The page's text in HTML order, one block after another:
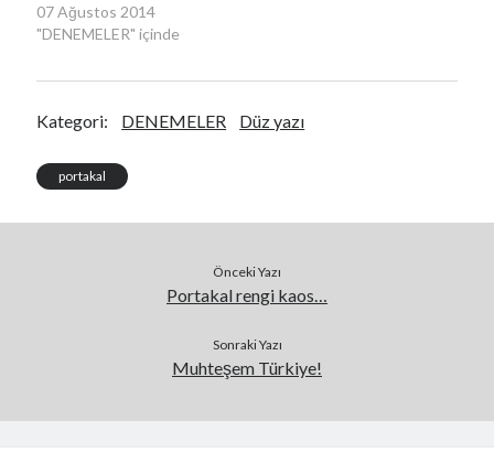
rengi ruhun, omuzlarında
gün ışığı.. Portakal
rengarenk çiçek bahçen,
kokunu içime
07.08.2014 11:04
07 Ağustos 2014
"DENEMELER" içinde
Kategori: DENEMELER Düz yazı
portakal
Önceki Yazı
Portakal rengi kaos…
Sonraki Yazı
Muhteşem Türkiye!